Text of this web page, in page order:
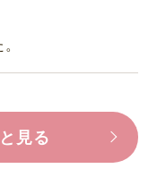
見る